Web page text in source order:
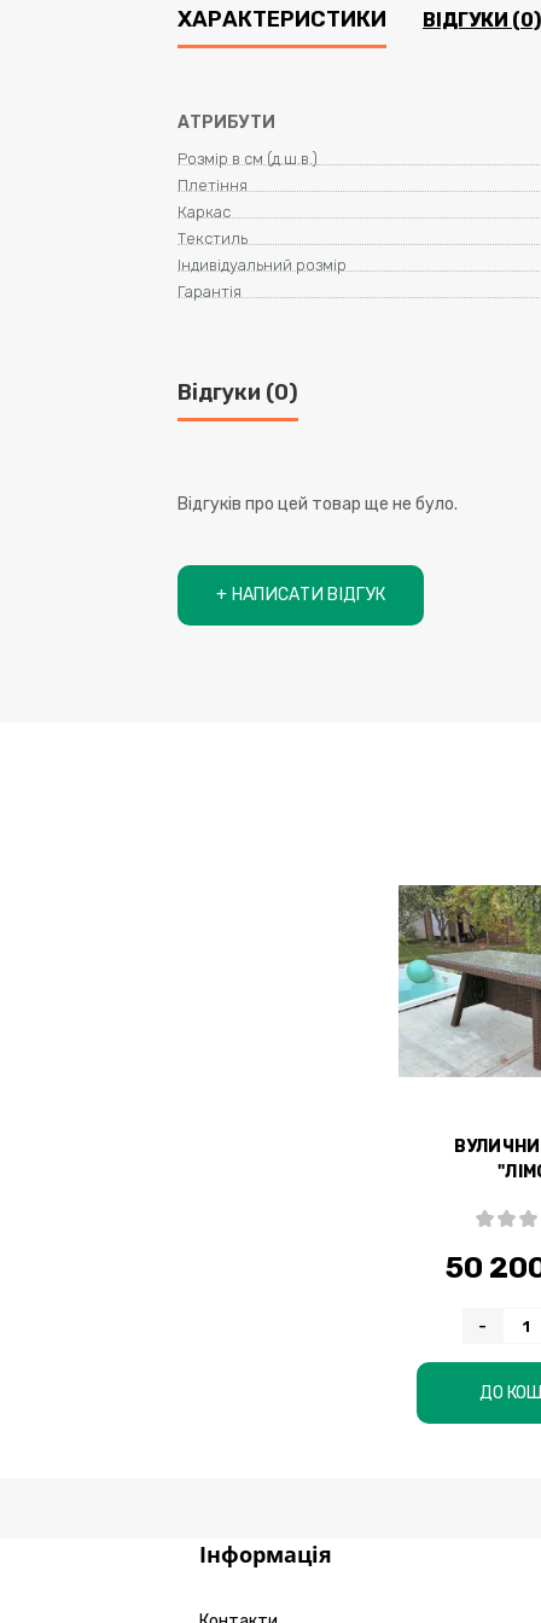
ХАРАКТЕРИСТИКИ ВІДГУКИ (0)
АТРИБУТИ
Розмір в см (д.ш.в.)
Плетіння
Каркас
Текстиль
Індивідуальний розмір
Гарантія
Відгуки (0)
Відгуків про цей товар ще не було.
+ НАПИСАТИ ВІДГУК
50
-
ДО
Інформація